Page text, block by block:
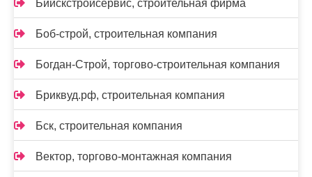
Бийскстройсервис, строительная фирма
Боб-строй, строительная компания
Богдан-Строй, торгово-строительная компания
Бриквуд.рф, строительная компания
Бск, строительная компания
Вектор, торгово-монтажная компания